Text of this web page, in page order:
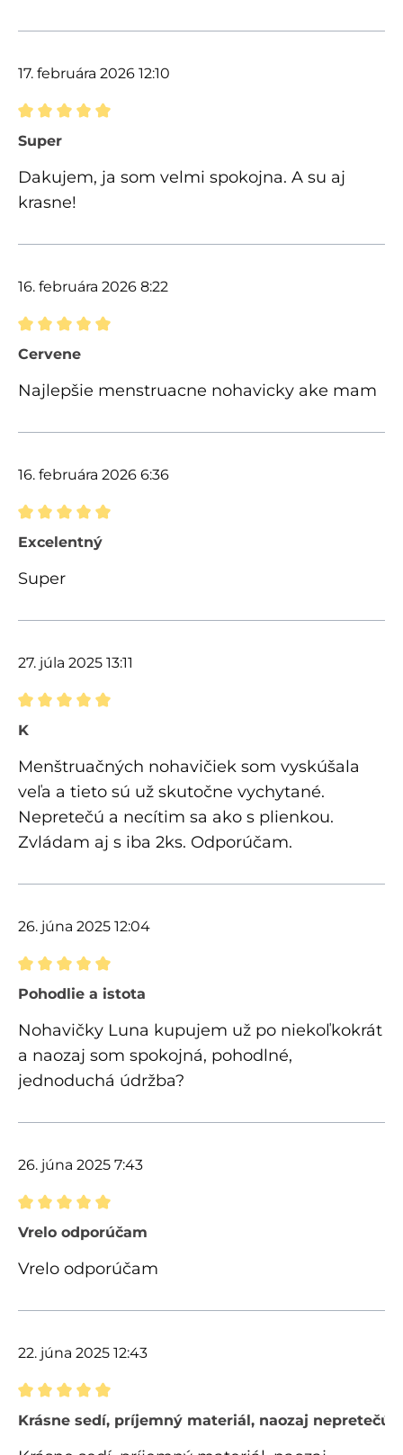
17. februára 2026 12:10
Recenzia s hodnotením 5 z 5 hviezdičiek
Super
Dakujem, ja som velmi spokojna. A su aj
krasne!
16. februára 2026 8:22
Recenzia s hodnotením 5 z 5 hviezdičiek
Cervene
Najlepšie menstruacne nohavicky ake mam
16. februára 2026 6:36
Recenzia s hodnotením 5 z 5 hviezdičiek
Excelentný
Super
27. júla 2025 13:11
Recenzia s hodnotením 5 z 5 hviezdičiek
K
Menštruačných nohavičiek som vyskúšala
veľa a tieto sú už skutočne vychytané.
Nepretečú a necítim sa ako s plienkou.
Zvládam aj s iba 2ks. Odporúčam.
26. júna 2025 12:04
Recenzia s hodnotením 5 z 5 hviezdičiek
Pohodlie a istota
Nohavičky Luna kupujem už po niekoľkokrát
a naozaj som spokojná, pohodlné,
jednoduchá údržba?
26. júna 2025 7:43
Recenzia s hodnotením 5 z 5 hviezdičiek
Vrelo odporúčam
Vrelo odporúčam
22. júna 2025 12:43
Recenzia s hodnotením 5 z 5 hviezdičiek
Krásne sedí, príjemný materiál, naozaj nepretečú